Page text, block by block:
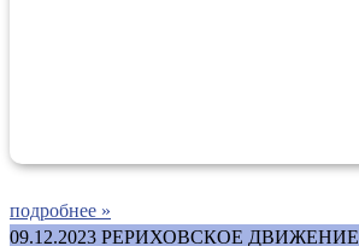
подробнее »
09.12.2023 РЕРИХОВСКОЕ ДВИЖЕНИЕ